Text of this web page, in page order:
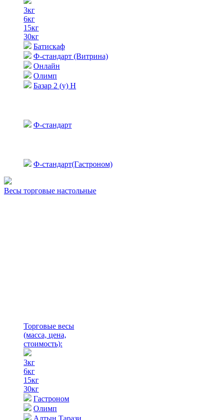
3кг
6кг
15кг
30кг
Батискаф
Ф-стандарт (Витрина)
Онлайн
Олимп
Базар 2 (у) Н
Ф-стандарт
Ф-стандарт(Гастроном)
Весы торговые настольные
Торговые весы
(масса, цена,
стоимость):
3кг
6кг
15кг
30кг
Гастроном
Олимп
Алтын Тарази